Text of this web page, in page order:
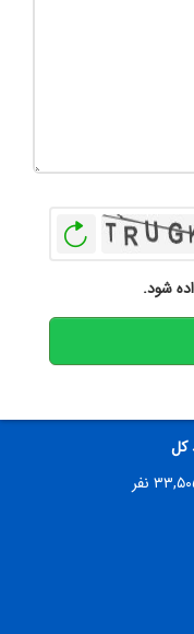
شود.
کل
نفر